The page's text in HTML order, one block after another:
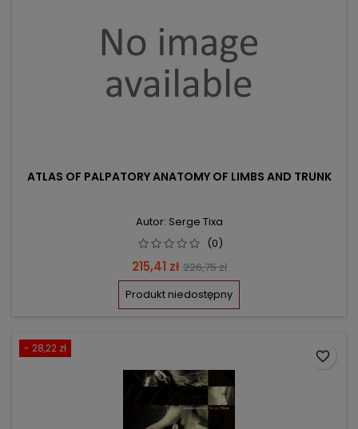
ATLAS OF PALPATORY ANATOMY OF LIMBS AND TRUNK
Autor: Serge Tixa
(0)
Cena
215,41 zł Cena
podstawowa
226,75 zł
Produkt niedostępny
- 28,22 zł
favorite_border